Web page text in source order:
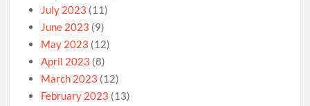
July 2023 (11)
June 2023 (9)
May 2023 (12)
April 2023 (8)
March 2023 (12)
February 2023 (13)